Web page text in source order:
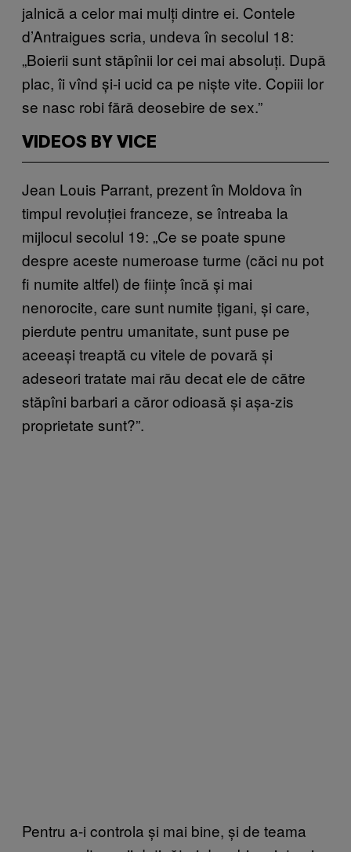
jalnică a celor mai mulți dintre ei. Contele
d’Antraigues scria, undeva în secolul 18:
„Boierii sunt stăpînii lor cei mai absoluți. După
plac, îi vînd și-i ucid ca pe niște vite. Copiii lor
se nasc robi fără deosebire de sex.”
VIDEOS BY VICE
Jean Louis Parrant, prezent în Moldova în
timpul revoluției franceze, se întreaba la
mijlocul secolul 19: „Ce se poate spune
despre aceste numeroase turme (căci nu pot
fi numite altfel) de ființe încă și mai
nenorocite, care sunt numite țigani, și care,
pierdute pentru umanitate, sunt puse pe
aceeași treaptă cu vitele de povară și
adeseori tratate mai rău decat ele de către
stăpîni barbari a căror odioasă și așa-zis
proprietate sunt?”.
Pentru a-i controla și mai bine, și de teama